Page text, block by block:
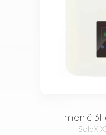
F.menič 3f
SolaX